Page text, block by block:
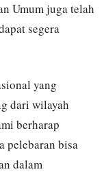
Umum juga telah
segera
yang
dari wilayah
berharap
pelebaran bisa
dalam